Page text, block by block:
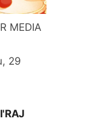
MEDIA
29